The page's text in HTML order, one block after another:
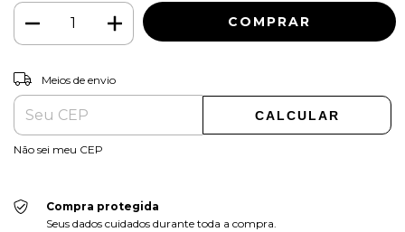
Entregas para o CEP:
Meios de envio
CALCULAR
Não sei meu CEP
Compra protegida
Seus dados cuidados durante toda a compra.